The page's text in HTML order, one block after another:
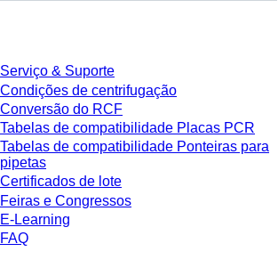
Serviço & Suporte
Condições de centrifugação
Conversão do RCF
Tabelas de compatibilidade Placas PCR
Tabelas de compatibilidade Ponteiras para
pipetas
Certificados de lote
Feiras e Congressos
E-Learning
FAQ